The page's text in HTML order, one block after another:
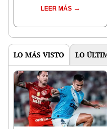
LEER MÁS
LO MÁS VISTO LO